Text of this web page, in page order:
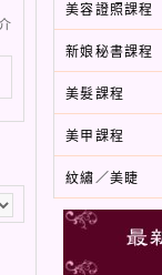
美容證照課程
新娘秘書課程
美髮課程
美甲課程
紋繡／美睫